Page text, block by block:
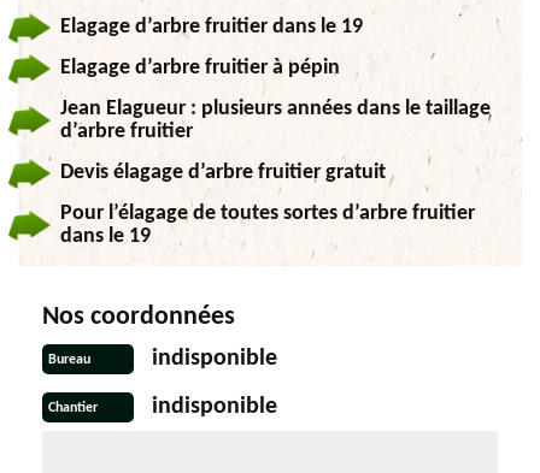
Elagage d’arbre fruitier dans le 19
Elagage d’arbre fruitier à pépin
Jean Elagueur : plusieurs années dans le taillage
d’arbre fruitier
Devis élagage d’arbre fruitier gratuit
Pour l’élagage de toutes sortes d’arbre fruitier
dans le 19
Nos coordonnées
Bureau indisponible
Chantier indisponible